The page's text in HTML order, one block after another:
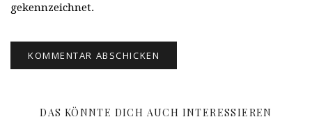
gekennzeichnet.
DAS KÖNNTE DICH AUCH INTERESSIEREN